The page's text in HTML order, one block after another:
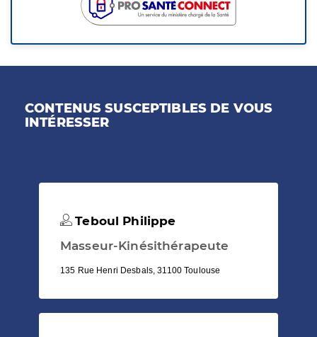
CONTENUS SUSCEPTIBLES DE VOUS
INTÉRESSER
Teboul Philippe
Masseur-Kinésithérapeute
135 Rue Henri Desbals, 31100 Toulouse